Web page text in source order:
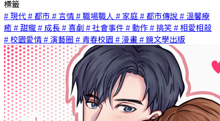
標籤
# 現代 # 都市 # 言情 # 職場職人 # 家庭 # 都市傳說 # 溫馨療
癒 # 甜寵 # 成長 # 喜劇 # 社會事件 # 動作 # 搞笑 # 相愛相殺
# 校園愛情 # 演藝圈 # 青春校園 # 漫畫 # 鏡文學出版